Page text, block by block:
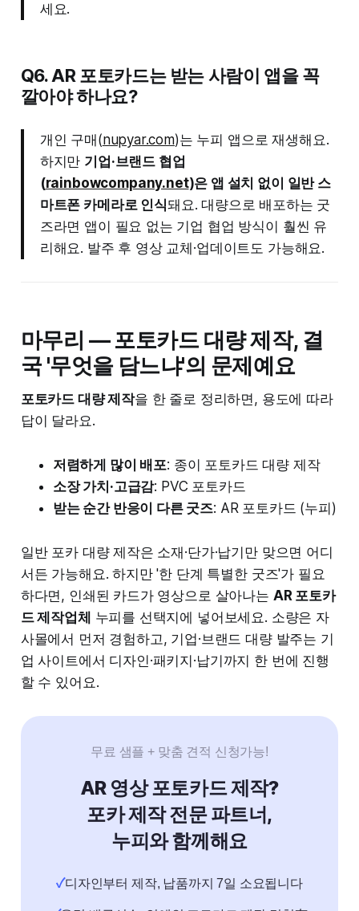
세요.
Q6. AR 포토카드는 받는 사람이 앱을 꼭
깔아야 하나요?
개인 구매(nupyar.com)는 누피 앱으로 재생해요.
하지만 기업·브랜드 협업
(rainbowcompany.net)은 앱 설치 없이 일반 스
마트폰 카메라로 인식돼요. 대량으로 배포하는 굿
즈라면 앱이 필요 없는 기업 협업 방식이 훨씬 유
리해요. 발주 후 영상 교체·업데이트도 가능해요.
마무리 — 포토카드 대량 제작, 결
국 '무엇을 담느냐'의 문제예요
포토카드 대량 제작을 한 줄로 정리하면, 용도에 따라
답이 달라요.
저렴하게 많이 배포: 종이 포토카드 대량 제작
소장 가치·고급감: PVC 포토카드
받는 순간 반응이 다른 굿즈: AR 포토카드 (누피)
일반 포카 대량 제작은 소재·단가·납기만 맞으면 어디
서든 가능해요. 하지만 '한 단계 특별한 굿즈'가 필요
하다면, 인쇄된 카드가 영상으로 살아나는 AR 포토카
드 제작업체 누피를 선택지에 넣어보세요. 소량은 자
사몰에서 먼저 경험하고, 기업·브랜드 대량 발주는 기
업 사이트에서 디자인·패키지·납기까지 한 번에 진행
할 수 있어요.
무료 샘플 + 맞춤 견적 신청가능!
AR 영상 포토카드 제작?
포카 제작 전문 파트너,
누피와 함께해요
✓디자인부터 제작, 납품까지 7일 소요됩니다